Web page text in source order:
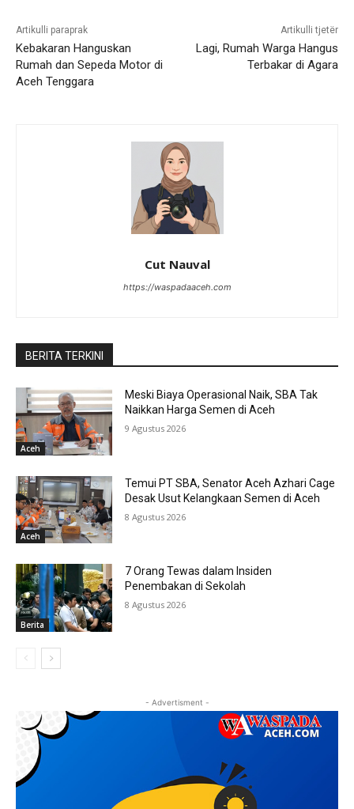
Artikulli paraprak
Kebakaran Hanguskan
Rumah dan Sepeda Motor di
Aceh Tenggara
Artikulli tjetër
Lagi, Rumah Warga Hangus
Terbakar di Agara
Cut Nauval
https://waspadaaceh.com
BERITA TERKINI
Aceh
Meski Biaya Operasional Naik, SBA Tak
Naikkan Harga Semen di Aceh
9 Agustus 2026
Aceh
Temui PT SBA, Senator Aceh Azhari Cage
Desak Usut Kelangkaan Semen di Aceh
8 Agustus 2026
Berita
7 Orang Tewas dalam Insiden
Penembakan di Sekolah
8 Agustus 2026
- Advertisment -